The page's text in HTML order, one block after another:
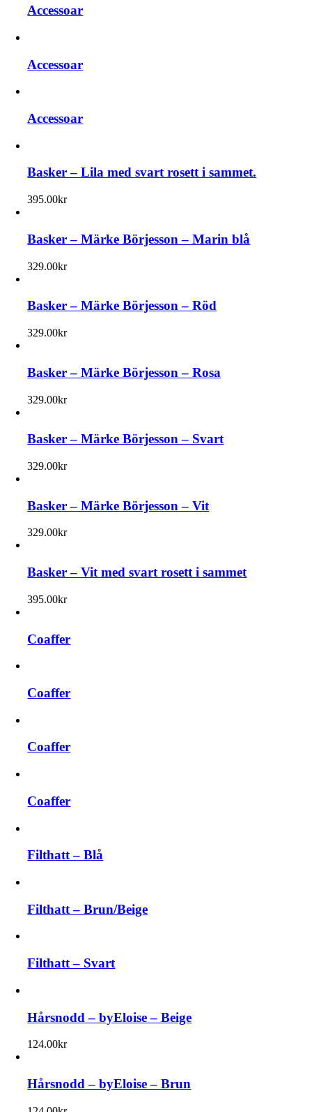
Accessoar
Accessoar
Accessoar
Basker – Lila med svart rosett i sammet.
395.00kr
Basker – Märke Börjesson – Marin blå
329.00kr
Basker – Märke Börjesson – Röd
329.00kr
Basker – Märke Börjesson – Rosa
329.00kr
Basker – Märke Börjesson – Svart
329.00kr
Basker – Märke Börjesson – Vit
329.00kr
Basker – Vit med svart rosett i sammet
395.00kr
Coaffer
Coaffer
Coaffer
Coaffer
Filthatt – Blå
Filthatt – Brun/Beige
Filthatt – Svart
Hårsnodd – byEloise – Beige
124.00kr
Hårsnodd – byEloise – Brun